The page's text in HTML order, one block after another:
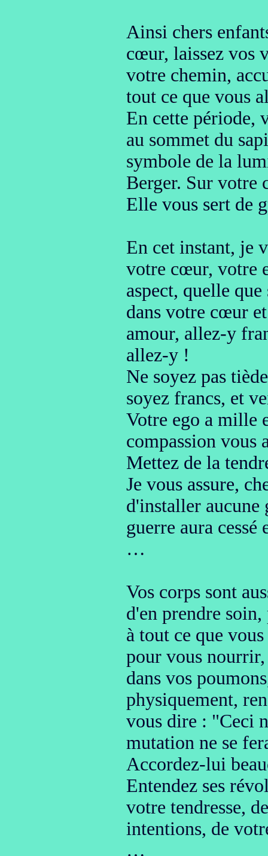
Ainsi chers
cœur, laissez vos
votre chemin,
tout ce que vous
En cette période,
au sommet du
symbole de la
Berger. Sur votre
Elle vous sert de
En cet instant, je
votre cœur, votre
aspect, quelle
dans votre cœur
amour, allez-y
allez-y !
Ne soyez pas
soyez francs, et
Votre ego a mille
compassion vous
Mettez de la
Je vous assure,
d'installer aucune
guerre aura cessé
…
Vos corps sont
d'en prendre
à tout ce que
pour vous nourrir
dans vos
physiquement,
vous dire : "Ceci
mutation ne se
Accordez-lui
Entendez ses
votre tendresse,
intentions, de
…